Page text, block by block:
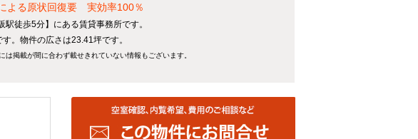
よる原状回復要 実効率100％
徒歩5分】にある賃貸事務所です。
。物件の広さは23.41坪です。
掲載が間に合わず載せきれていない情報もございます。